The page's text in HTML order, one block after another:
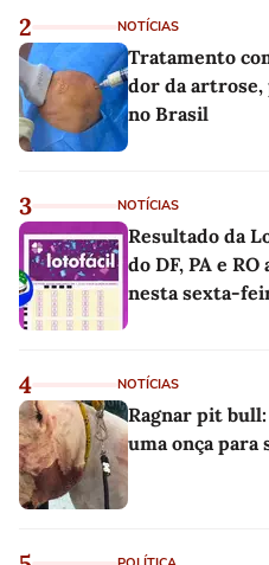
2 NOTÍCIAS
Tratamento
dor da artrose,
no Brasil
3 NOTÍCIAS
Resultado da
do DF, PA e
nesta sexta-
4 NOTÍCIAS
Ragnar pit
uma onça para